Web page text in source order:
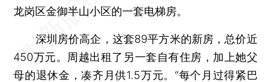
龙岗区金御半山小区的一套电梯房。
深圳房价高企，这套89平方米的新房，总价近
450万元。周越出租了另一套自有住房，加上她父
母的退休金，凑齐月供1.5万元。“每个月过得紧巴